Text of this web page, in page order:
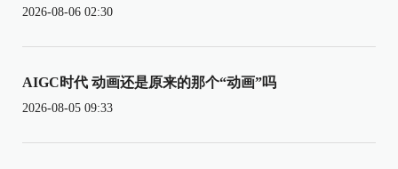
2026-08-06 02:30
AIGC时代 动画还是原来的那个“动画”吗
2026-08-05 09:33